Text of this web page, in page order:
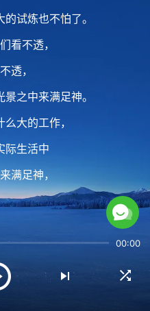
试炼也不怕了。
看不透，
透，
之中来满足神。
大的工作，
际生活中
满足神，
的见证，
得到满足，
00:00